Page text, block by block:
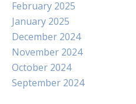
February 2025
January 2025
December 2024
November 2024
October 2024
September 2024